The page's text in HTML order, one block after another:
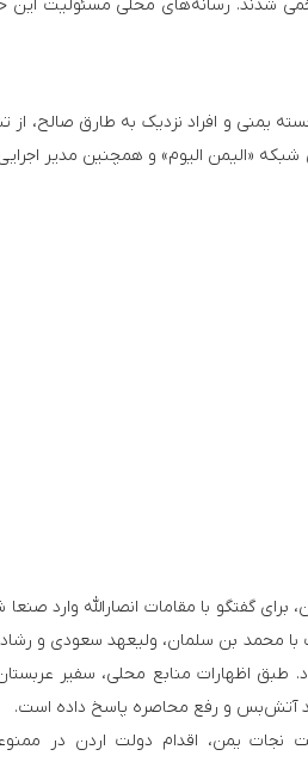
شدند. رسانه‌های محلی مسئولیت
برجسته یمنی و افراد نزدیک به طارق
«الیمن الیوم» و همچنین مدیر اجرایی
برای گفتگو با مقامات انصارالله وارد
محمد بن سلمان، ولیعهد سعودی و
طبق اظهارات منابع محلی، سفیر
آتش‌بس و رفع محاصره پاسخ داده است.
دولت نجات یمن، اقدام دولت اردن در